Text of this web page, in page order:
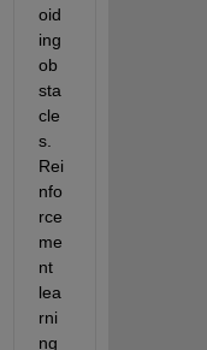
oid
ing
ob
sta
cle
s.
Rei
nfo
rce
me
nt
lea
rni
ng